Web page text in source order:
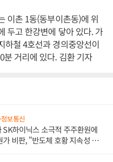
이촌 1동(동부이촌동)에 위
두고 한강변에 닿아 있다. 가
하철 4호선과 경의중앙선이
거리에 있다. 김환 기자
정보통신
SK하이닉스 소극적 주주환원에
가 비판, "반도체 호황 지속성 의